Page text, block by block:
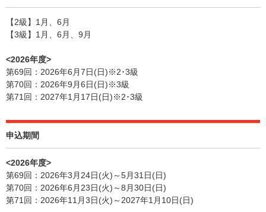
【2級】1月、6月
【3級】1月、6月、9月
<2026年度>
第69回：2026年6月7日(日)※2･3級
第70回：2026年9月6日(日)※3級
第71回：2027年1月17日(日)※2･3級
申込期間
<2026年度>
第69回：2026年3月24日(火)～5月31日(日)
第70回：2026年6月23日(火)～8月30日(日)
第71回：2026年11月3日(火)～2027年1月10日(日)